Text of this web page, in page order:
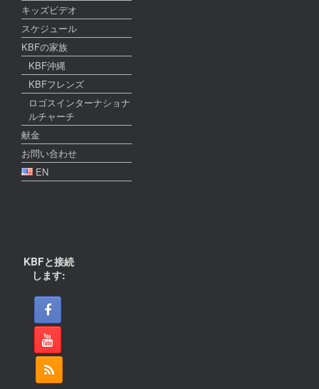
キッズビデオ
スケジュール
KBFの家族
KBF沖縄
KBFフレンズ
ロゴスインターナショナ
ルチャーチ
献金
お問い合わせ
EN
KBFと接続
します: